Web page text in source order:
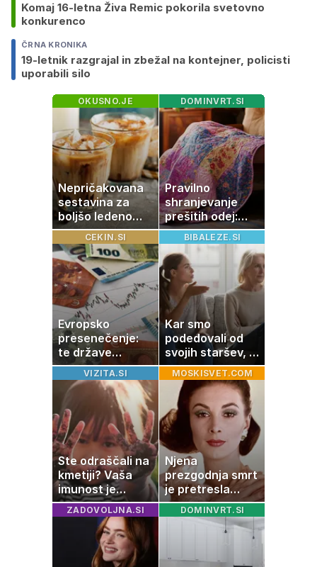
Komaj 16-letna Živa Remic pokorila svetovno
konkurenco
ČRNA KRONIKA
19-letnik razgrajal in zbežal na kontejner, policisti
uporabili silo
OKUSNO.JE
Nepričakovana
sestavina za
boljšo ledeno
kavo, ki jo imate
zagotovo doma
DOMINVRT.SI
Pravilno
shranjevanje
prešitih odej:
Kako ohraniti
družinsko
dediščino
CEKIN.SI
Evropsko
presenečenje:
te države
rastejo hitreje
od Nemčije,
nekatere celo
večkrat hitreje
BIBALEZE.SI
Kar smo
podedovali od
svojih staršev, ni
nujno naša
usoda
VIZITA.SI
Ste odraščali na
kmetiji? Vaša
imunost je
verjetno
močnejša
MOSKISVET.COM
Njena
prezgodnja smrt
je pretresla
modni svet: za
slavo se je
ZADOVOLJNA.SI DOMINVRT.SI